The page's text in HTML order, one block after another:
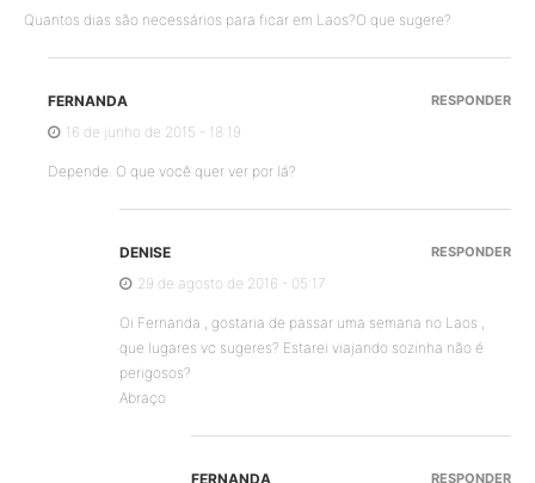
Quantos dias são necessários para ficar em Laos?O que sugere?
FERNANDA
16 de junho de 2015 - 18:19
Depende. O que você quer ver por lá?
RESPONDER
DENISE
29 de agosto de 2016 - 05:17
Oi Fernanda , gostaria de passar uma semana no Laos ,
que lugares vc sugeres? Estarei viajando sozinha não é
perigosos?
Abraço
RESPONDER
FERNANDA RESPONDER